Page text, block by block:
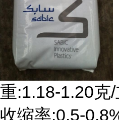
重:1.18-1.20克
收缩率:0.5-